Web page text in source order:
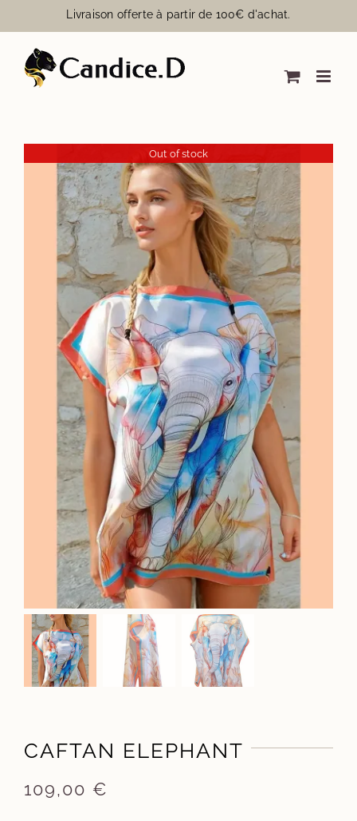
contenu
Livraison offerte à partir de 100€ d'achat.
Out of stock
CAFTAN ELEPHANT
109,00 €